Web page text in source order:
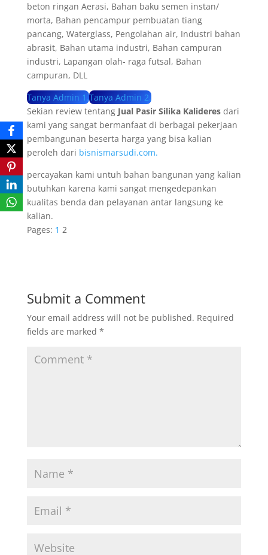
beton ringan Aerasi, Bahan baku semen instan/
morta, Bahan pencampur pembuatan tiang
pancang, Waterglass, Pengolahan air, Industri bahan
abrasit, Bahan utama industri, Bahan campuran
industri, Lapangan olah- raga futsal, Bahan
campuran, DLL
Tanya Admin 1.Tanya Admin 2.
Sekian review tentang Jual Pasir Silika Kalideresdari
kami yang sangat bermanfaat di berbagai pekerjaan
pembangunan beserta harga yang bisa kalian
peroleh dari bisnismarsudi.com.
percayakan kami untuh bahan bangunan yang kalian
butuhkan karena kami sangat mengedepankan
kualitas benda dan pelayanan antar langsung ke
kalian.
Pages: 1 2
Submit a Comment
Your email address will not be published. Required
fields are marked *